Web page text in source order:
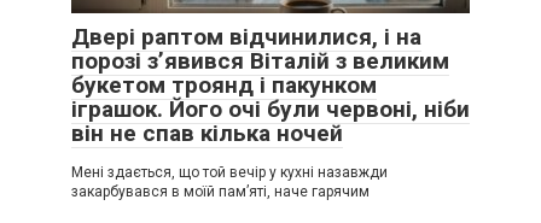
Двері раптом відчинилися, і на
порозі з’явився Віталій з великим
букетом троянд і пакунком
іграшок. Його очі були червоні, ніби
він не спав кілька ночей
Мені здається, що той вечір у кухні назавжди
закарбувався в моїй пам’яті, наче гарячим